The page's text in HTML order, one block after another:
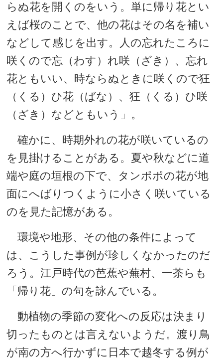
らぬ花を開くのをいう。単に帰り花とい
えば桜のことで、他の花はその名を補い
などして感じを出す。人の忘れたころに
咲くので忘（わす）れ咲（ざき）、忘れ
花ともいい、時ならぬときに咲くので狂
（くる）ひ花（ばな）、狂（くる）ひ咲
（ざき）などともいう」。
確かに、時期外れの花が咲いているの
を見掛けることがある。夏や秋などに道
端や庭の垣根の下で、タンポポの花が地
面にへばりつくように小さく咲いている
のを見た記憶がある。
環境や地形、その他の条件によって
は、こうした事例が珍しくなかったのだ
ろう。江戸時代の芭蕉や蕪村、一茶らも
「帰り花」の句を詠んでいる。
動植物の季節の変化への反応は決まり
切ったものとは言えないようだ。渡り鳥
が南の方へ行かずに日本で越冬する例が